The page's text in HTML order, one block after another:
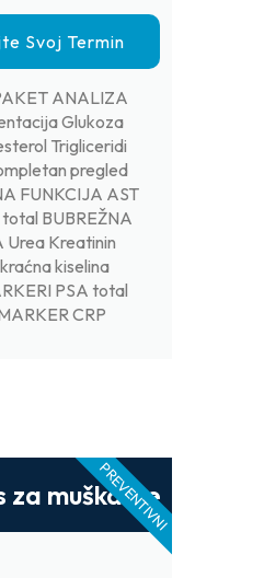
Svoj Termin
ANALIZA
Glukoza
Trigliceridi
pregled
FUNKCIJA AST
BUBREŽNA
Urea Kreatinin
kiselina
PSA total
CRP
za muškarce
PREVENTIVNI